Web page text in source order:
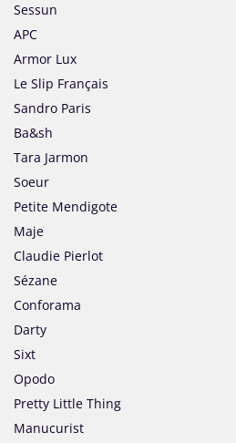
Sessun
APC
Armor Lux
Le Slip Français
Sandro Paris
Ba&sh
Tara Jarmon
Soeur
Petite Mendigote
Maje
Claudie Pierlot
Sézane
Conforama
Darty
Sixt
Opodo
Pretty Little Thing
Manucurist